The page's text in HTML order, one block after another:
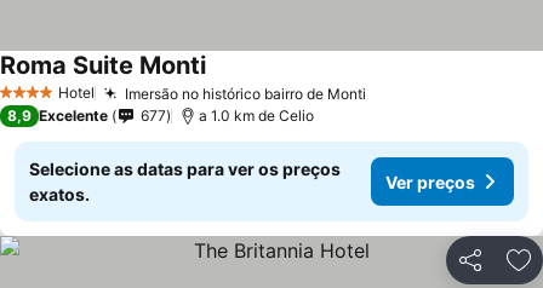
4 EstrelasHotel Imersão no histórico bairro de Monti
Roma Suite Monti
8,9 Excelente 677 a 1.0 km de Celio
Selecione as datas para ver os preços
exatos.
Ver preços
Partilhar